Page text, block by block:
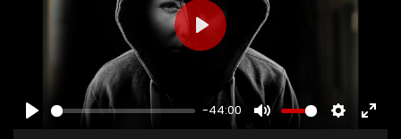
PLAY
-44:00
MUTE SETTINGS
PLAY